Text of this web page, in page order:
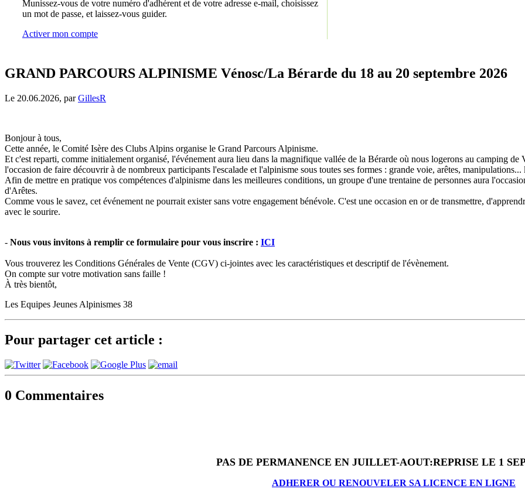
Munissez-vous de votre numéro d'adhérent et de votre adresse e-mail, choisissez
un mot de passe, et laissez-vous guider.
Activer mon compte
GRAND PARCOURS ALPINISME Vénosc/La Bérarde du 18 au 20 septembre 2026
Le 20.06.2026, parGillesR
Bonjour à tous,
Cette année, le Comité Isère des Clubs Alpins organise le Grand Parcours Alpinisme.
Et c'est reparti, comme initialement organisé, l'événement aura lieu dans la magnifique vallée de la Bérarde où nous logerons au camping de
l'occasion de faire découvrir à de nombreux participants l'escalade et l'alpinisme sous toutes ses formes : grande voie, arêtes,
Afin de mettre en pratique vos compétences d'alpinisme dans les meilleures conditions, un groupe d'une trentaine de personnes aura
d'Arêtes.
Comme vous le savez, cet événement ne pourrait exister sans votre engagement bénévole. C'est une occasion en or de transmettre,
avec le sourire.
- Nous vous invitons à remplir ce formulaire pour vous inscrire : ICI
Vous trouverez les Conditions Générales de Vente (CGV) ci-jointes avec les caractéristiques et descriptif de l'évènement.
On compte sur votre motivation sans faille !
À très bientôt,
Les Equipes Jeunes Alpinismes 38
Pour partager cet article :
0 Commentaires
PAS DE PERMANENCE EN JUILLET-AOUT:REPRISE LE 1
ADHERER OU RENOUVELER SA LICENCE EN LIGNE